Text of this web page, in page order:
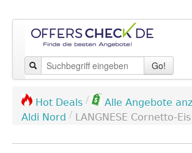
Go!
Hot Deals / Alle Angebote
Aldi Nord / LANGNESE Cornetto-Eis